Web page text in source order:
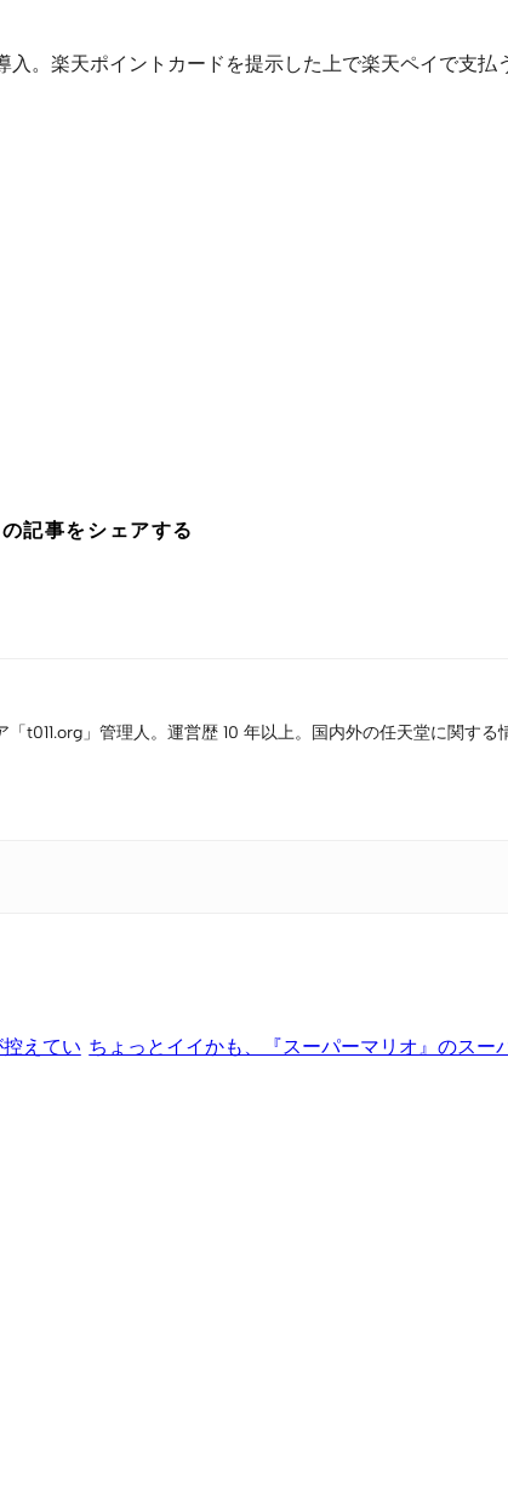
。楽天ポイントカードを提示した上で楽天ペイで支払
記事をシェアする
t011.org」管理人。運営歴 10 年以上。国内外の任天堂に関する
えてい ちょっとイイかも、『スーパーマリオ』のスー